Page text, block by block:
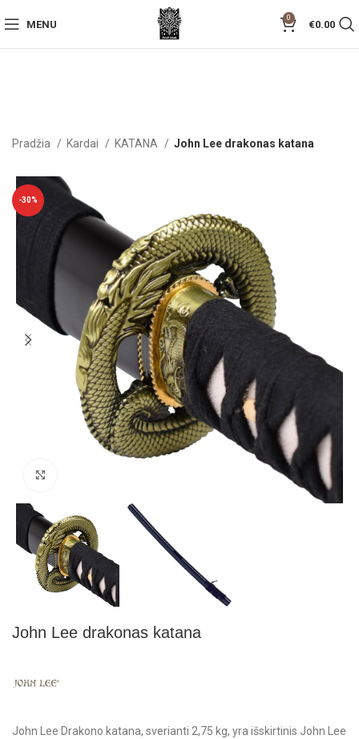
MENU
0
€0.00
Pradžia Kardai KATANA John Lee drakonas katana
-30%
John Lee drakonas katana
John Lee Drakono katana, sverianti 2,75 kg, yra išskirtinis John Lee